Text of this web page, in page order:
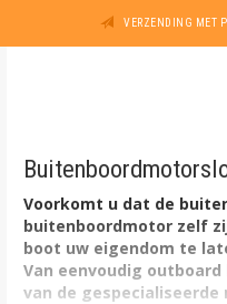
VERZENDING MET
Voorkomt u dat de
buitenboordmotor zelf
boot uw eigendom te
Van eenvoudig
van de gespecialiseerde